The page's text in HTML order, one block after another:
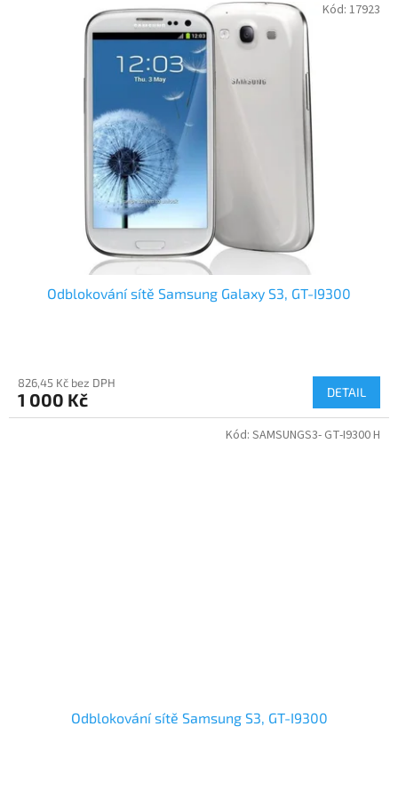
Odblokování sítě Samsung Galaxy S3, GT-I9300
826,45 Kč bez DPH
1 000 Kč DETAIL
Kód: 17923
Odblokování sítě Samsung S3, GT-I9300
Kód: SAMSUNGS3- GT-I9300 H